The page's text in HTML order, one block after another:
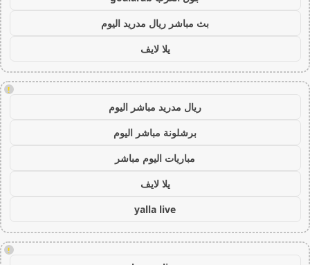
بث مباشر ريال مدريد اليوم
يلا لايف
!
ريال مدريد مباشر اليوم
برشلونة مباشر اليوم
مباريات اليوم مباشر
يلا لايف
yalla live
!